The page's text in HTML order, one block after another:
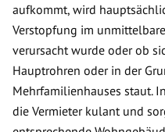
aufkommt, wird
Verstopfung im
verursacht wurde oder ob
Hauptrohren oder in der
Mehrfamilienhauses staut.
die Vermieter kulant und